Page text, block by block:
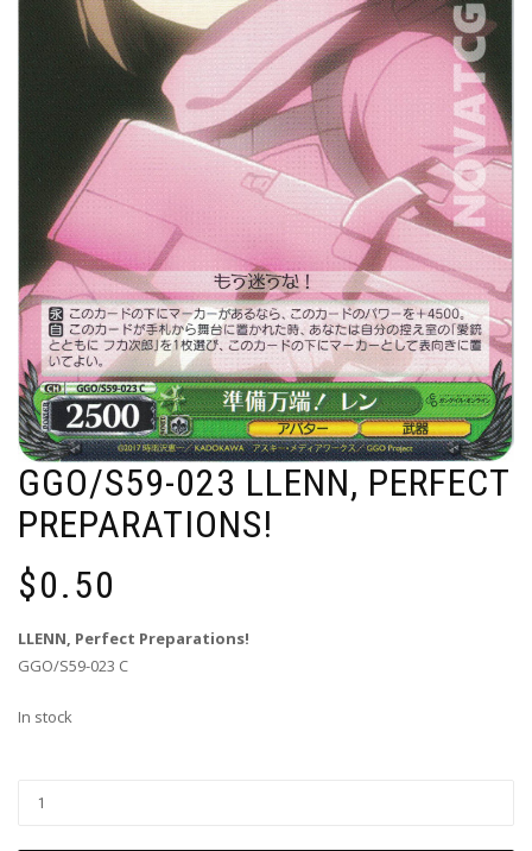
GGO/S59-023 LLENN, PERFECT
PREPARATIONS!
$0.50
LLENN, Perfect Preparations!
GGO/S59-023 C
In stock